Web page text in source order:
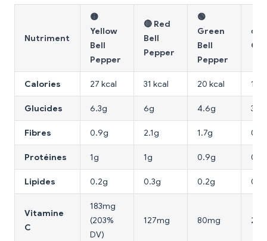
Nutriment
🟡
Yellow
Bell
Pepper
🔴 Red
Bell
Pepper
🟢
Green
Bell
Pepper
🥒
Calories 27 kcal 31 kcal 20 kcal 15
Glucides 6.3g 6g 4.6g
Fibres 0.9g 2.1g 1.7g
Protéines 1g 1g 0.9g
Lipides 0.2g 0.3g 0.2g 0.1g
Vitamine
C
183mg
(203%
DV)
127mg 80mg